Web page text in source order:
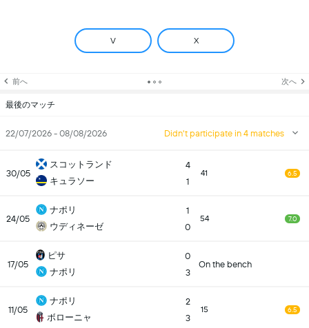
V X
前へ 次へ
最後のマッチ
22/07/2026 - 08/08/2026 Didn't participate in 4 matches
30/05
スコットランド
キュラソー
4
1
41 6.5
24/05
ナポリ
ウディネーゼ
1
0
54 7.0
17/05
ピサ
ナポリ
0
3
On the bench
11/05
ナポリ
ボローニャ
2
3
15 6.5